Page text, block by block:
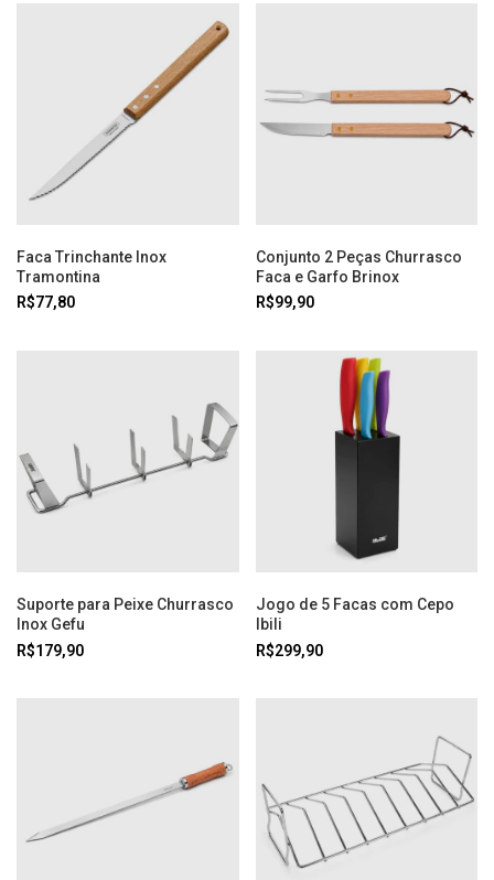
Faca Trinchante Inox
Tramontina
R$77,80
Conjunto 2 Peças Churrasco
Faca e Garfo Brinox
R$99,90
Suporte para Peixe Churrasco
Inox Gefu
R$179,90
Jogo de 5 Facas com Cepo
Ibili
R$299,90